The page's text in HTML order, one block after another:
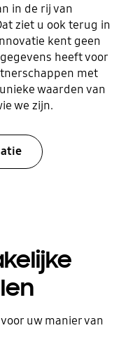
in de rij van
ziet u ook terug in
kent geen
heeft voor
met
waarden van
we zijn.
uw manier van